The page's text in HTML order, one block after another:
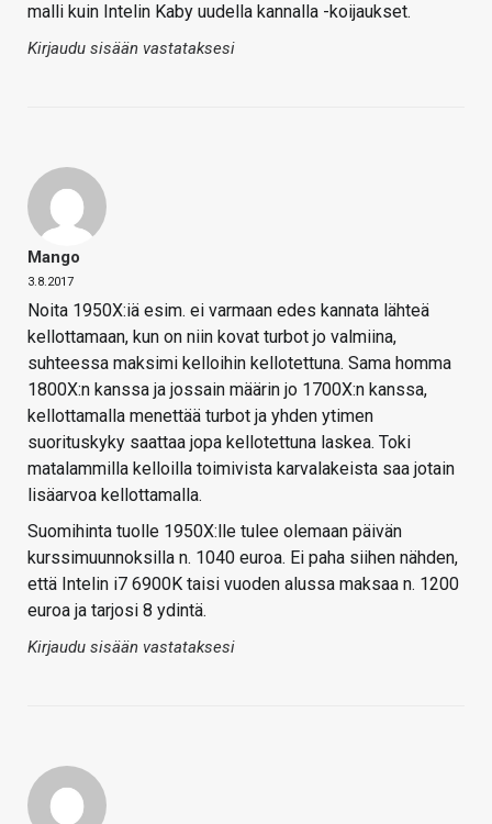
malli kuin Intelin Kaby uudella kannalla -koijaukset.
Kirjaudu sisään vastataksesi
Mango
3.8.2017
Noita 1950X:iä esim. ei varmaan edes kannata lähteä
kellottamaan, kun on niin kovat turbot jo valmiina,
suhteessa maksimi kelloihin kellotettuna. Sama homma
1800X:n kanssa ja jossain määrin jo 1700X:n kanssa,
kellottamalla menettää turbot ja yhden ytimen
suorituskyky saattaa jopa kellotettuna laskea. Toki
matalammilla kelloilla toimivista karvalakeista saa jotain
lisäarvoa kellottamalla.
Suomihinta tuolle 1950X:lle tulee olemaan päivän
kurssimuunnoksilla n. 1040 euroa. Ei paha siihen nähden,
että Intelin i7 6900K taisi vuoden alussa maksaa n. 1200
euroa ja tarjosi 8 ydintä.
Kirjaudu sisään vastataksesi